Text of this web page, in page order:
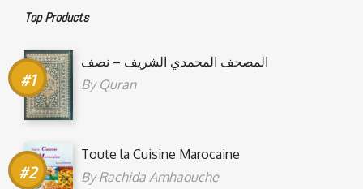
Top Products
المصحف المحمدي الشريف – نصف
By Quran
Toute la Cuisine Marocaine
ByRachida Amhaouche